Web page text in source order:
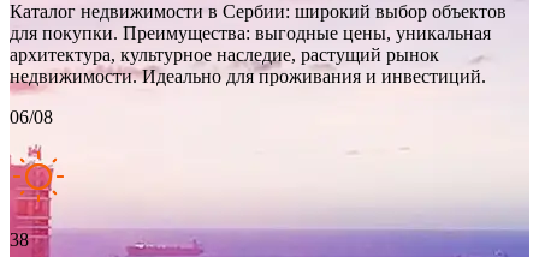
Каталог недвижимости в Сербии: широкий выбор объектов
для покупки. Преимущества: выгодные цены, уникальная
архитектура, культурное наследие, растущий рынок
недвижимости. Идеально для проживания и инвестиций.
06/08
38